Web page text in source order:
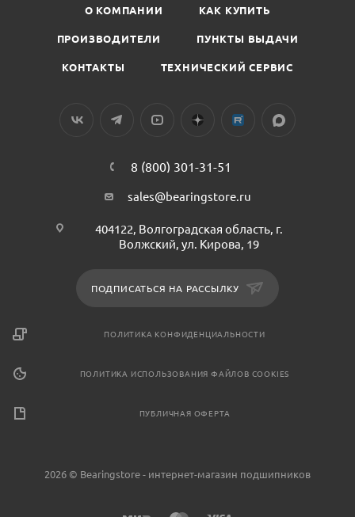
О КОМПАНИИ КАК КУПИТЬ
ПРОИЗВОДИТЕЛИ ПУНКТЫ ВЫДАЧИ
КОНТАКТЫ ТЕХНИЧЕСКИЙ СЕРВИС
8 (800) 301-31-51
sales@bearingstore.ru
404122, Волгоградская область, г.
Волжский, ул. Кирова, 19
ПОДПИСАТЬСЯ НА РАССЫЛКУ
ПОЛИТИКА КОНФИДЕНЦИАЛЬНОСТИ
ПОЛИТИКА ИСПОЛЬЗОВАНИЯ ФАЙЛОВ COOKIES
ПУБЛИЧНАЯ ОФЕРТА
2026 © Bearingstore - интернет-магазин подшипников